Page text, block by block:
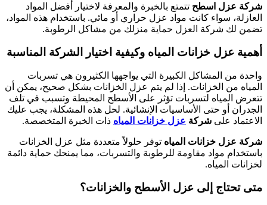
شركة عزل اسطح تتمتع بالخبرة والمعرفة لاختيار أفضل المواد
العازلة، سواء كانت مواد عزل حراري أو مائي. باستخدام هذه المواد،
تضمن لك شركة العزل حماية منزلك من مشاكل الرطوبة.
أهمية عزل خزانات المياه وكيفية اختيار الشركة المناسبة
واحدة من المشاكل الكبيرة التي يواجهها الكثيرون هي تسربات
المياه من الخزانات. إذا لم يتم عزل الخزانات بشكل صحيح، يمكن أن
تتعرض المياه لتسربات تؤثر على الأسطح المحيطة وتسبب في تلف
الجدران أو حتى الأساسيات الإنشائية. لحل هذه المشكلة، يجب عليك
الاعتماد على شركة عزل خزانات المياه ذات الخبرة المتخصصة.
شركة عزل خزانات المياه توفر حلولاً متعددة مثل عزل الخزانات
باستخدام مواد مقاومة للرطوبة والتسربات، مما يمنحك حماية دائمة
لخزانات المياه.
متى تحتاج إلى عزل الأسطح والخزانات؟